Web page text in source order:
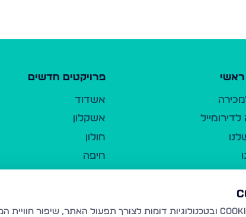
היחיד
פרויקטים חדשים
אשדוד
אשקלון
חולון
חיפה
נהריה